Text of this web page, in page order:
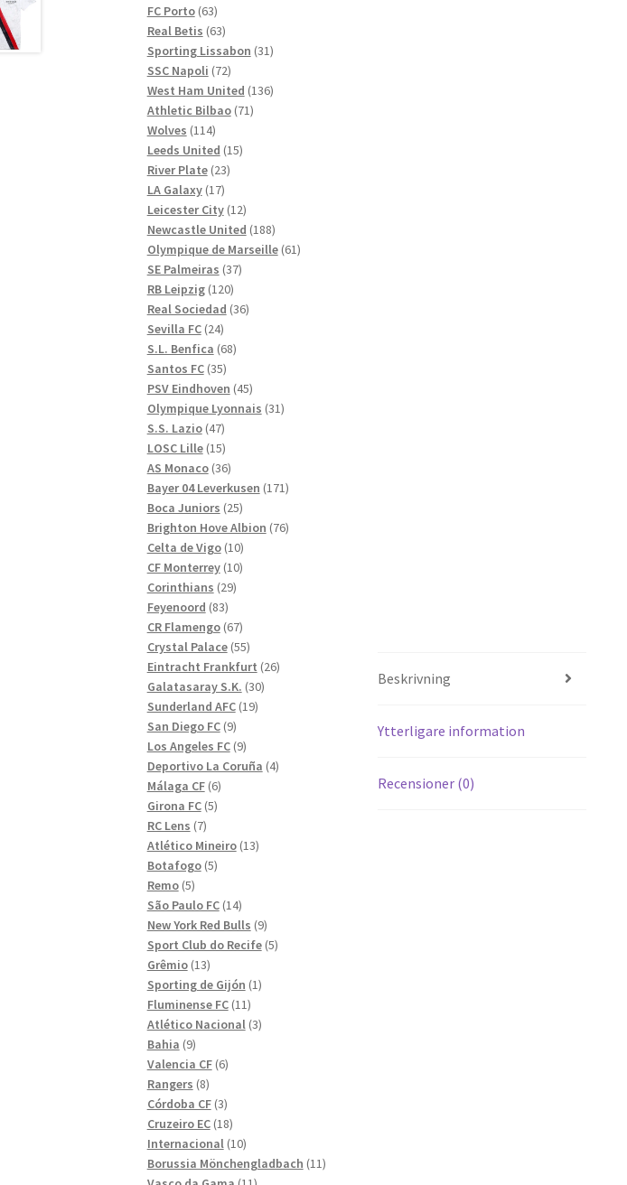
Beskrivning
Ytterligare information
Recensioner (0)
produkter
FC Porto 6363
produkter
Real Betis 6363
produkter
Sporting Lissabon 3131
SSC Napoli 7272
produkter
West Ham United 136136
Athletic Bilbao 7171
Wolves 114114
produkter
Leeds United 1515
River Plate 2323
LA Galaxy 1717
produkter
Leicester City 1212
produkter
Newcastle United 188188
produkter
Olympique de Marseille 6161
SE Palmeiras 3737
RB Leipzig 120120
produkter
Real Sociedad 3636
Sevilla FC 2424
produkter
S.L. Benfica 6868
Santos FC 3535
produkter
PSV Eindhoven 4545
produkter
Olympique Lyonnais 3131
S.S. Lazio 4747
produkter
LOSC Lille 1515
produkter
AS Monaco 3636
produkter
Bayer 04 Leverkusen 171171
Boca Juniors 2525
produkter
Brighton Hove Albion 7676
Celta de Vigo 1010
produkter
CF Monterrey 1010
Corinthians 2929
Feyenoord 8383
produkter
CR Flamengo 6767
produkter
Crystal Palace 5555
produkter
Eintracht Frankfurt 2626
Galatasaray S.K. 3030
Sunderland AFC 1919
San Diego FC 99
produkter
Los Angeles FC 99
produkter
Deportivo La Coruña 44
Málaga CF 66
produkter
Girona FC 55
RC Lens 77
produkter
Atlético Mineiro 1313
Botafogo 55
Remo 55
produkter
São Paulo FC 1414
produkter
New York Red Bulls 99
produkter
Sport Club do Recife 55
Grêmio 1313
produkter
Sporting de Gijón 11
Fluminense FC 1111
produkter
Atlético Nacional 33
Bahia 99
produkter
Valencia CF 66
Rangers 88
produkter
Córdoba CF 33
produkter
Cruzeiro EC 1818
produkter
Internacional 1010
produkter
Borussia Mönchengladbach 1111